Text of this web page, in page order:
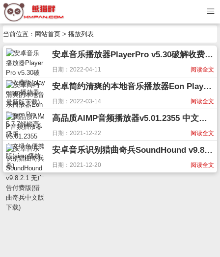
当前位置： 网站首页 > 播放列表
安卓音乐播放器PlayerPro v5.30破解收费版(playerpro播放器最新版下载)
阅读全文
日期：2022-04-11
安卓简约清爽的本地音乐播放器Eon Player Pro v5.7.7解锁高级版
阅读全文
日期：2022-03-14
高品质AIMP音频播放器v5.01.2355 中文绿色便携版(aimp播放器)
阅读全文
日期：2021-12-22
安卓音乐识别猎曲奇兵SoundHound v9.8.2.1 无广告付费版(猎曲奇兵中文版下载)
阅读全文
日期：2021-12-20